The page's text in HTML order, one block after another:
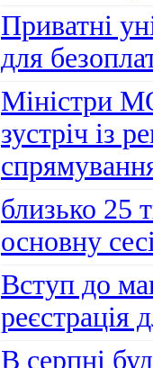
Приватні
для
Міністри
зустріч із
близько 25
основну
Вступ до
В серпні